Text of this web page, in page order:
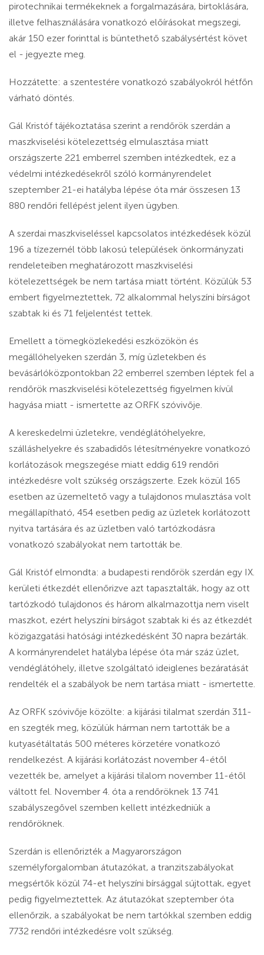
pirotechnikai termékeknek a forgalmazására, birtoklására,
illetve felhasználására vonatkozó előírásokat megszegi,
akár 150 ezer forinttal is büntethető szabálysértést követ
el - jegyezte meg.
Hozzátette: a szentestére vonatkozó szabályokról hétfőn
várható döntés.
Gál Kristóf tájékoztatása szerint a rendőrök szerdán a
maszkviselési kötelezettség elmulasztása miatt
országszerte 221 emberrel szemben intézkedtek, ez a
védelmi intézkedésekről szóló kormányrendelet
szeptember 21-ei hatályba lépése óta már összesen 13
880 rendőri fellépést jelent ilyen ügyben.
A szerdai maszkviseléssel kapcsolatos intézkedések közül
196 a tízezernél több lakosú települések önkormányzati
rendeleteiben meghatározott maszkviselési
kötelezettségek be nem tartása miatt történt. Közülük 53
embert figyelmeztettek, 72 alkalommal helyszíni bírságot
szabtak ki és 71 feljelentést tettek.
Emellett a tömegközlekedési eszközökön és
megállóhelyeken szerdán 3, míg üzletekben és
bevásárlóközpontokban 22 emberrel szemben léptek fel a
rendőrök maszkviselési kötelezettség figyelmen kívül
hagyása miatt - ismertette az ORFK szóvivője.
A kereskedelmi üzletekre, vendéglátóhelyekre,
szálláshelyekre és szabadidős létesítményekre vonatkozó
korlátozások megszegése miatt eddig 619 rendőri
intézkedésre volt szükség országszerte. Ezek közül 165
esetben az üzemeltető vagy a tulajdonos mulasztása volt
megállapítható, 454 esetben pedig az üzletek korlátozott
nyitva tartására és az üzletben való tartózkodásra
vonatkozó szabályokat nem tartották be.
Gál Kristóf elmondta: a budapesti rendőrök szerdán egy IX.
kerületi étkezdét ellenőrizve azt tapasztalták, hogy az ott
tartózkodó tulajdonos és három alkalmazottja nem viselt
maszkot, ezért helyszíni bírságot szabtak ki és az étkezdét
közigazgatási hatósági intézkedésként 30 napra bezárták.
A kormányrendelet hatályba lépése óta már száz üzlet,
vendéglátóhely, illetve szolgáltató ideiglenes bezáratását
rendelték el a szabályok be nem tartása miatt - ismertette.
Az ORFK szóvivője közölte: a kijárási tilalmat szerdán 311-
en szegték meg, közülük hárman nem tartották be a
kutyasétáltatás 500 méteres körzetére vonatkozó
rendelkezést. A kijárási korlátozást november 4-étől
vezették be, amelyet a kijárási tilalom november 11-étől
váltott fel. November 4. óta a rendőröknek 13 741
szabályszegővel szemben kellett intézkedniük a
rendőröknek.
Szerdán is ellenőrizték a Magyarországon
személyforgalomban átutazókat, a tranzitszabályokat
megsértők közül 74-et helyszíni bírsággal sújtottak, egyet
pedig figyelmeztettek. Az átutazókat szeptember óta
ellenőrzik, a szabályokat be nem tartókkal szemben eddig
7732 rendőri intézkedésre volt szükség.